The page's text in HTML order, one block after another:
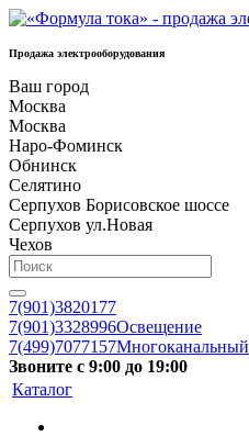
Продажа электрооборудования
Ваш город
Москва
Москва
Наро-Фоминск
Обнинск
Селятино
Серпухов Борисовское шоссе
Серпухов ул.Новая
Чехов
7(901)3820177
7(901)3328996Освещение
7(499)7077157Многоканальный
Звоните с 9:00 до 19:00
Каталог